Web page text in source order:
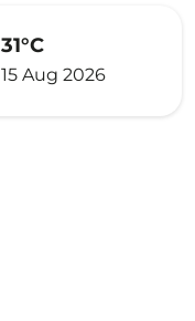
31°C
15 Aug 2026